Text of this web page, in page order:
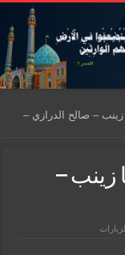
– صالح الدرازي –
زينب –